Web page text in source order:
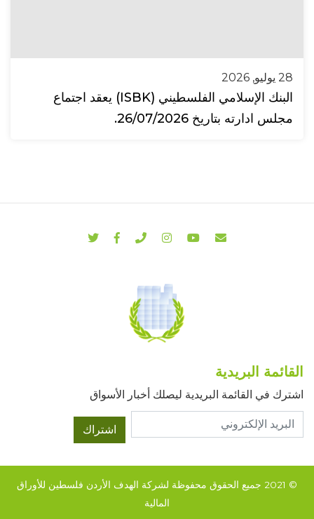
28 يوليو, 2026
البنك الإسلامي الفلسطيني (ISBK) يعقد اجتماع
مجلس ادارته بتاريخ 26/07/2026.
القائمة البريدية
اشترك في القائمة البريدية ليصلك أخبار الأسواق
اشتراك
© 2021 جميع الحقوق محفوظة لشركة الهدف الأردن فلسطين للأوراق
المالية